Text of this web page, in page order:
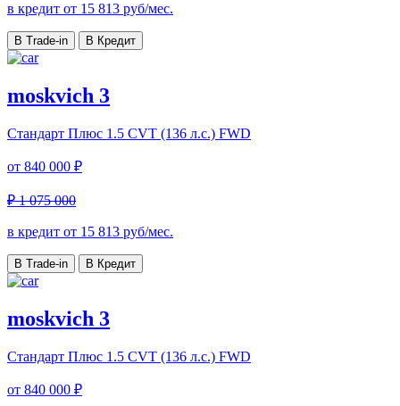
в кредит от 15 813 руб/мес.
В Trade-in В Кредит
moskvich 3
Стандарт Плюс 1.5 CVT (136 л.с.) FWD
от 840 000 ₽
₽ 1 075 000
в кредит от 15 813 руб/мес.
В Trade-in В Кредит
moskvich 3
Стандарт Плюс 1.5 CVT (136 л.с.) FWD
от 840 000 ₽